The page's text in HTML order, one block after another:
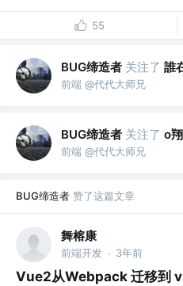
55
BUG缔造者 关注了 誰
前端 @代代大师兄
BUG缔造者 关注了 o
前端 @代代大师兄
BUG缔造者 赞了这篇文章
舞榕康
前端开发 · 3年前
Vue2从Webpack 迁移到